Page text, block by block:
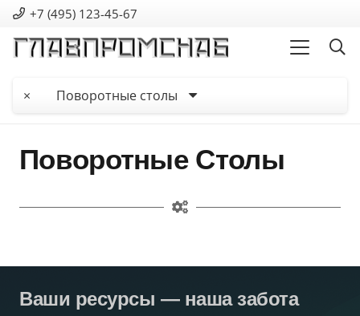
+7 (495) 123-45-67
× Поворотные столы
Поворотные Столы
Ваши ресурсы — наша забота